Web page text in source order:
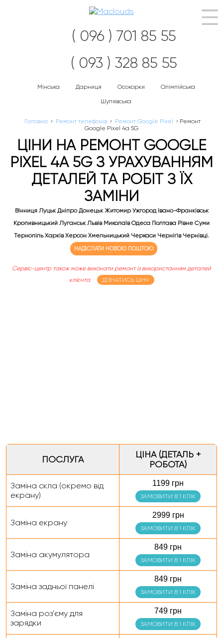
( 096 ) 701 85 55
( 093 ) 328 85 55
Мінська Дарниця Осокорки Олімпійська
Шулявська
Головна › Ремонт телефонів › Ремонт Google Pixel › Ремонт
Google Pixel 4a 5G
ЦІНИ НА РЕМОНТ GOOGLE
PIXEL 4A 5G З УРАХУВАННЯМ
ДЕТАЛЕЙ ТА РОБІТ З ЇХ
ЗАМІНИ
Вінниця Луцьк Дніпро Донецьк Житомир Ужгород Івано-Франківськ
Кропивницький Луганськ Львів Миколаїв Одеса Полтава Рівне Суми
Тернопіль Харків Херсон Хмельницький Черкаси Чернігів Чернівці.
НАДІСЛАТИ НОВОЮ ПОШТОЮ
Сервіс-центр також може виконати ремонт із використанням деталей
клієнта
ДІЗНАТИСЬ ЦІНУ
ПОСЛУГА
ЦІНА (ДЕТАЛЬ +
РОБОТА)
Заміна скла (окремо від
екрану)
1199 грн
ЗАМОВИТИ В 1 КЛІК
Заміна екрану
2999 грн
ЗАМОВИТИ В 1 КЛІК
Заміна акумулятора
849 грн
ЗАМОВИТИ В 1 КЛІК
Заміна задньої панелі
849 грн
ЗАМОВИТИ В 1 КЛІК
Заміна роз’єму для
зарядки
749 грн
ЗАМОВИТИ В 1 КЛІК